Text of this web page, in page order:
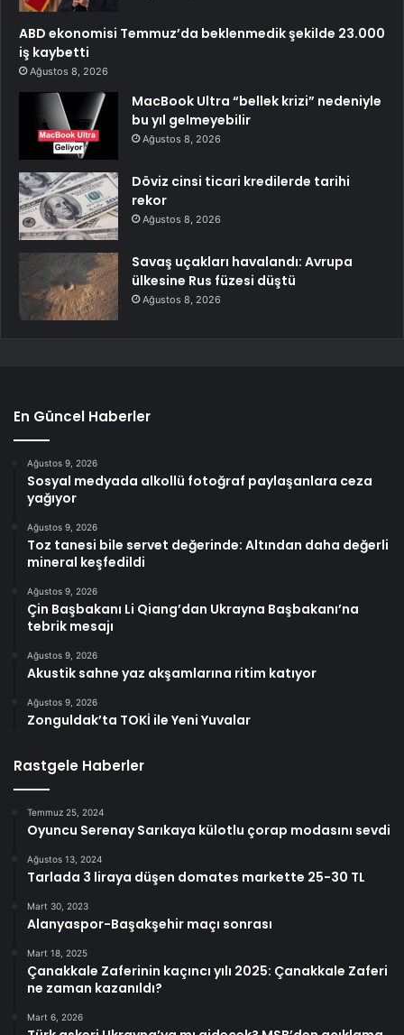
ABD ekonomisi Temmuz’da beklenmedik şekilde 23.000
iş kaybetti
Ağustos 8, 2026
MacBook Ultra “bellek krizi” nedeniyle
bu yıl gelmeyebilir
Ağustos 8, 2026
Döviz cinsi ticari kredilerde tarihi
rekor
Ağustos 8, 2026
Savaş uçakları havalandı: Avrupa
ülkesine Rus füzesi düştü
Ağustos 8, 2026
En Güncel Haberler
Ağustos 9, 2026
Sosyal medyada alkollü fotoğraf paylaşanlara ceza
yağıyor
Ağustos 9, 2026
Toz tanesi bile servet değerinde: Altından daha değerli
mineral keşfedildi
Ağustos 9, 2026
Çin Başbakanı Li Qiang’dan Ukrayna Başbakanı’na
tebrik mesajı
Ağustos 9, 2026
Akustik sahne yaz akşamlarına ritim katıyor
Ağustos 9, 2026
Zonguldak’ta TOKİ ile Yeni Yuvalar
Rastgele Haberler
Temmuz 25, 2024
Oyuncu Serenay Sarıkaya külotlu çorap modasını sevdi
Ağustos 13, 2024
Tarlada 3 liraya düşen domates markette 25-30 TL
Mart 30, 2023
Alanyaspor-Başakşehir maçı sonrası
Mart 18, 2025
Çanakkale Zaferinin kaçıncı yılı 2025: Çanakkale Zaferi
ne zaman kazanıldı?
Mart 6, 2026